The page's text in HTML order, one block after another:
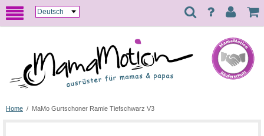
Home / MaMo Gurtschoner Ramie Tiefschwarz V3